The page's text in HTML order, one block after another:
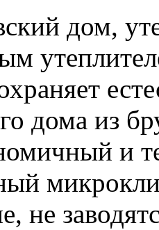
дом,
дома из
и
не